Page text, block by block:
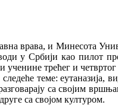
врава, и Минесота
у Србији као пилот
трећег и
теме: еутаназија,
са својим
са својом културом.